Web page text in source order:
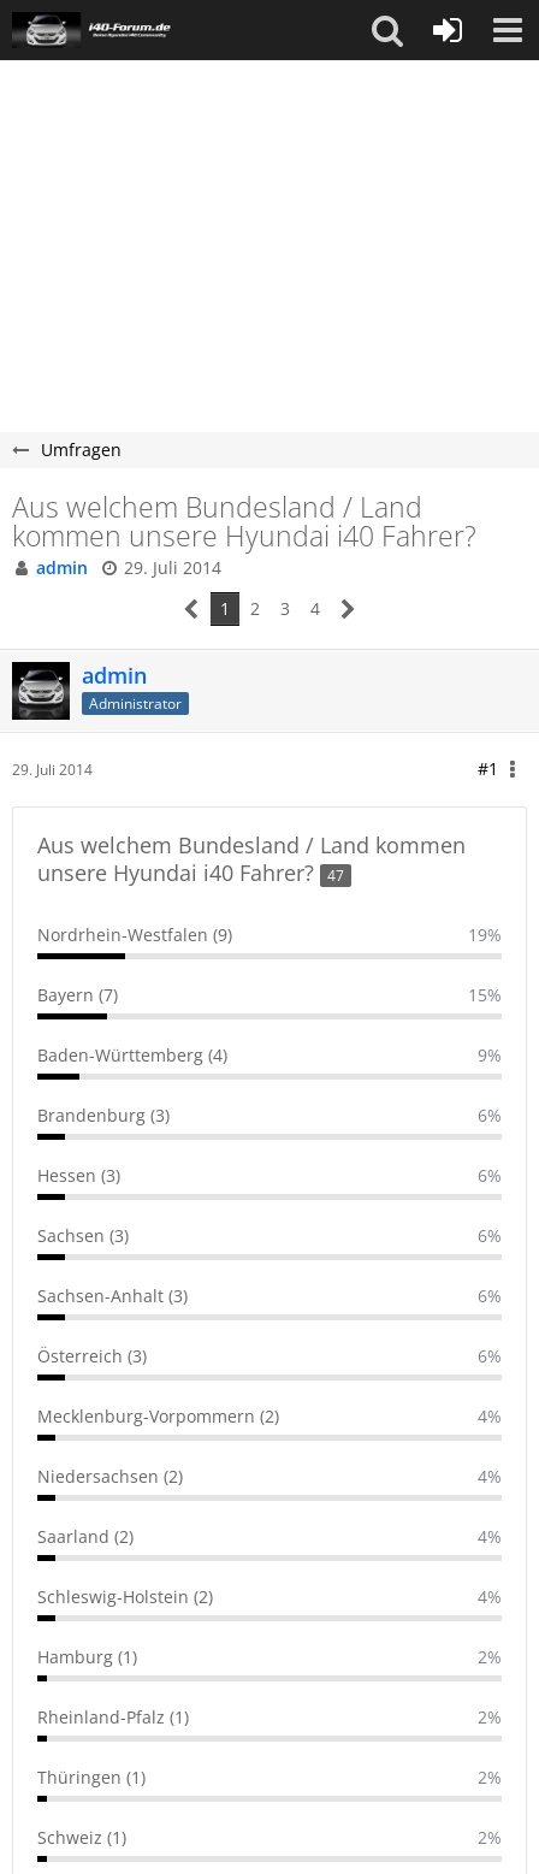
Umfragen
Aus welchem Bundesland / Land
kommen unsere Hyundai i40 Fahrer?
admin
29. Juli 2014
1
2 3 4
admin
Administrator
29. Juli 2014 #1
Aus welchem Bundesland / Land kommen
unsere Hyundai i40 Fahrer?
47
Nordrhein-Westfalen (9) 19%
Bayern (7) 15%
Baden-Württemberg (4) 9%
Brandenburg (3) 6%
Hessen (3) 6%
Sachsen (3) 6%
Sachsen-Anhalt (3) 6%
Österreich (3) 6%
Mecklenburg-Vorpommern (2) 4%
Niedersachsen (2) 4%
Saarland (2) 4%
Schleswig-Holstein (2) 4%
Hamburg (1) 2%
Rheinland-Pfalz (1) 2%
Thüringen (1) 2%
Schweiz (1) 2%